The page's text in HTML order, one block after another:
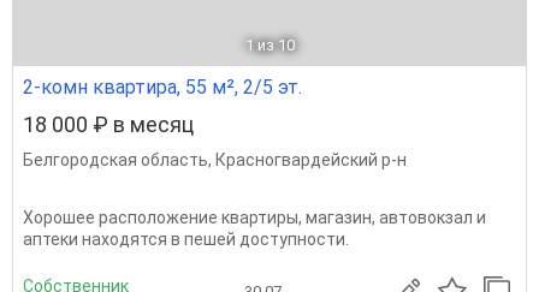
1 из 10
2-комн квартира, 55 м², 2/5 эт.
18 000 ₽ в месяц
Белгородская область, Красногвардейский р-н
Хорошее расположение квартиры, магазин, автовокзал и
аптеки находятся в пешей доступности.
Собственник